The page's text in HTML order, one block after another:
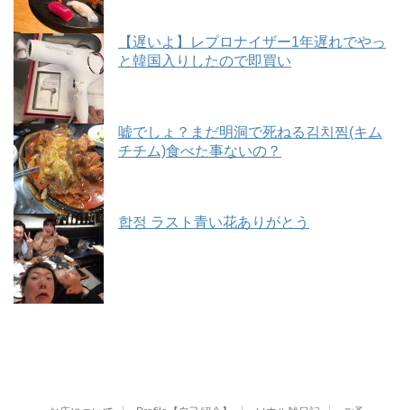
【遅いよ】レプロナイザー1年遅れでやっ
と韓国入りしたので即買い
嘘でしょ？まだ明洞で死ねる김치찜(キム
チチム)食べた事ないの？
합정 ラスト青い花ありがとう